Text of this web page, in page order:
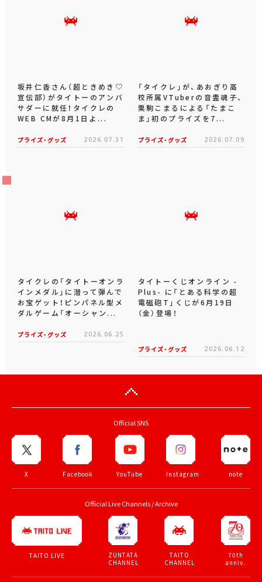
坂井仁香さん（超ときめき♡
宣伝部）がタイトーのアンバ
サダーに就任！タイクレの
WEB CMが8月1日よ...
プライズ・グッズ 2026.07.31
「タイクレ」が、あおぎり高
校所属VTuberの音霊魂子、
栗駒こまるによる「たまこ
ま」初のプライズを7...
プライズ・グッズ 2026.07.09
タイクレの「タイトーオンラ
インメダル」に潜って弾んで
お宝ゲット！ピンパネル型メ
ダルゲーム「オーシャン...
プライズ・グッズ 2026.06.25
タイトーくじオンライン -
Plus- に「とある科学の超
電磁砲T」くじが6月19日
（金）登場！
プライズ・グッズ 2026.06.12
Official SNS
X Facebook YouTube Instagram note
Official Live Channels / Archive
TAITO LIVE
ZUNTATA
CHANNEL
TAITO
CHANNEL
70th
anniv.